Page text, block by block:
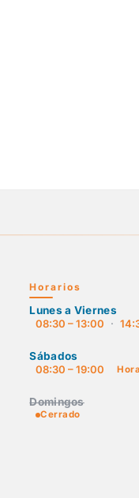
Horarios
Lunes a Viernes
08:30 – 13:00
·
Sábados
08:30 – 19:00
Domingos
Cerrado